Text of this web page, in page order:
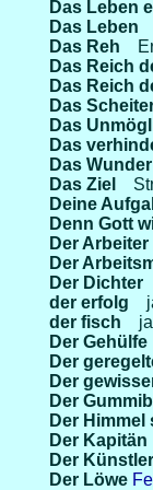
Das Leben
Das Leben
Das Reh
Das Reich
Das Reich
Das
Das
Das
Das Wunder
Das Ziel
Deine
Denn Gott
Der Arbeiter
Der
Der Dichter
der erfolg
der fisch
Der Gehülfe
Der
Der
Der
Der Himmel
Der Kapitän
Der
Der Löwe